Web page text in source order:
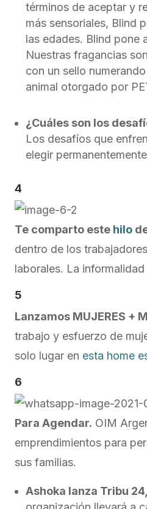
términos de aceptar y
más sensoriales, Blind
las edades. Blind pone
Nuestras fragancias
con un sello
animal otorgado por
¿Cuáles son los
Los desafíos que
elegir
4
Te comparto este hilo
dentro de los
laborales. La
5
Lanzamos MUJERES +
trabajo y esfuerzo de
solo lugar en esta home
6
Para Agendar. OIM
emprendimientos para
sus familias.
Ashoka lanza Tribu